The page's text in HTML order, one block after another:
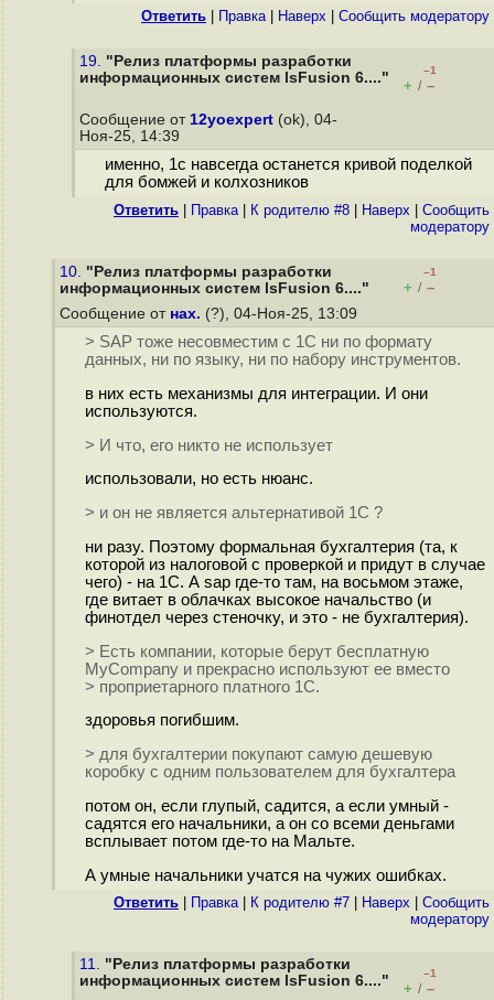
Ответить Правка| Наверх Cообщить модератору
19. "Релиз платформы разработки
информационных систем lsFusion 6...."
–1
+ / –
Сообщение от 12yoexpert (ok), 04-
Ноя-25, 14:39
именно, 1с навсегда останется кривой поделкой
для бомжей и колхозников
Ответить Правка| К родителю #8 Наверх
Cообщить
модератору
10. "Релиз платформы разработки
информационных систем lsFusion 6...."
–1
+ / –
Сообщение от нах. (?), 04-Ноя-25, 13:09
> SAP тоже несовместим с 1С ни по формату
данных, ни по языку, ни по набору инструментов.
в них есть механизмы для интеграции. И они
используются.
> И что, его никто не использует
использовали, но есть нюанс.
> и он не является альтернативой 1С ?
ни разу. Поэтому формальная бухгалтерия (та, к
которой из налоговой с проверкой и придут в случае
чего) - на 1С. А sap где-то там, на восьмом этаже,
где витает в облачках высокое начальство (и
финотдел через стеночку, и это - не бухгалтерия).
> Есть компании, которые берут бесплатную
MyCompany и прекрасно используют ее вместо
> проприетарного платного 1С.
здоровья погибшим.
> для бухгалтерии покупают самую дешевую
коробку с одним пользователем для бухгалтера
потом он, если глупый, садится, а если умный -
садятся его начальники, а он со всеми деньгами
всплывает потом где-то на Мальте.
А умные начальники учатся на чужих ошибках.
Ответить Правка| К родителю #7 Наверх
Cообщить
модератору
11. "Релиз платформы разработки
информационных систем lsFusion 6...."
–1
+ / –